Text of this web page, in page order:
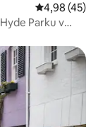
Priemerné
4,98 (45)
Parku v